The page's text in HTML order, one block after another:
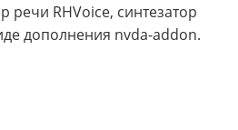
речи RHVoice, синтезатор
дополнения nvda-addon.